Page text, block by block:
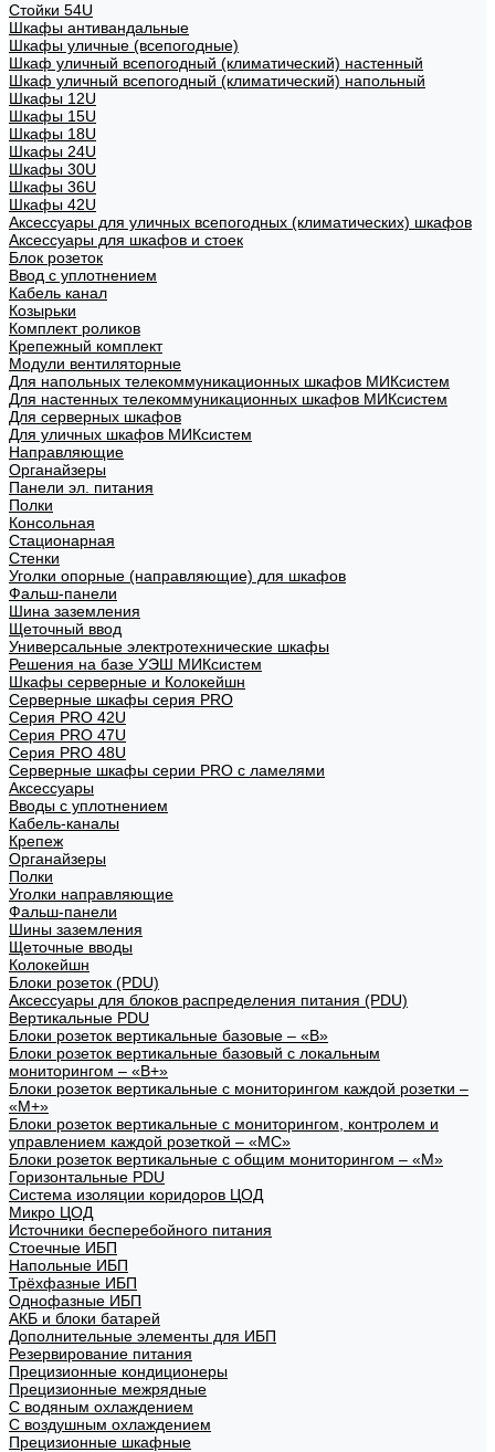
Стойки 54U
Шкафы антивандальные
Шкафы уличные (всепогодные)
Шкаф уличный всепогодный (климатический) настенный
Шкаф уличный всепогодный (климатический) напольный
Шкафы 12U
Шкафы 15U
Шкафы 18U
Шкафы 24U
Шкафы 30U
Шкафы 36U
Шкафы 42U
Аксессуары для уличных всепогодных (климатических) шкафов
Аксессуары для шкафов и стоек
Блок розеток
Ввод с уплотнением
Кабель канал
Козырьки
Комплект роликов
Крепежный комплект
Модули вентиляторные
Для напольных телекоммуникационных шкафов МИКсистем
Для настенных телекоммуникационных шкафов МИКсистем
Для серверных шкафов
Для уличных шкафов МИКсистем
Направляющие
Органайзеры
Панели эл. питания
Полки
Консольная
Стационарная
Стенки
Уголки опорные (направляющие) для шкафов
Фальш-панели
Шина заземления
Щеточный ввод
Универсальные электротехнические шкафы
Решения на базе УЭШ МИКсистем
Шкафы серверные и Колокейшн
Серверные шкафы серия PRO
Серия PRO 42U
Серия PRO 47U
Серия PRO 48U
Серверные шкафы серии PRO с ламелями
Аксессуары
Вводы с уплотнением
Кабель-каналы
Крепеж
Органайзеры
Полки
Уголки направляющие
Фальш-панели
Шины заземления
Щеточные вводы
Колокейшн
Блоки розеток (PDU)
Аксессуары для блоков распределения питания (PDU)
Вертикальные PDU
Блоки розеток вертикальные базовые – «В»
Блоки розеток вертикальные базовый с локальным
мониторингом – «В+»
Блоки розеток вертикальные с мониторингом каждой розетки –
«М+»
Блоки розеток вертикальные с мониторингом, контролем и
управлением каждой розеткой – «МС»
Блоки розеток вертикальные с общим мониторингом – «М»
Горизонтальные PDU
Система изоляции коридоров ЦОД
Микро ЦОД
Источники бесперебойного питания
Стоечные ИБП
Напольные ИБП
Трёхфазные ИБП
Однофазные ИБП
АКБ и блоки батарей
Дополнительные элементы для ИБП
Резервирование питания
Прецизионные кондиционеры
Прецизионные межрядные
С водяным охлаждением
С воздушным охлаждением
Прецизионные шкафные